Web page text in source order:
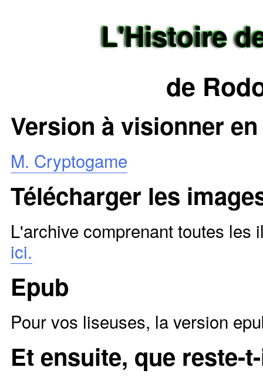
L'Histoire
de
Version à visionner
M. Cryptogame
Télécharger les
L'archive comprenant toutes
ici.
Epub
Pour vos liseuses, la version
Et ensuite, que reste-